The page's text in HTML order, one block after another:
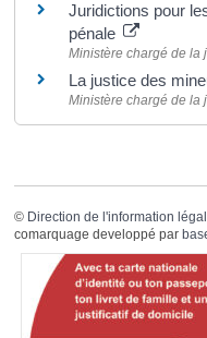
Juridictions pour
pénale
Ministère chargé de la
La justice des
Ministère chargé de la
© Direction de l'information
comarquage developpé par